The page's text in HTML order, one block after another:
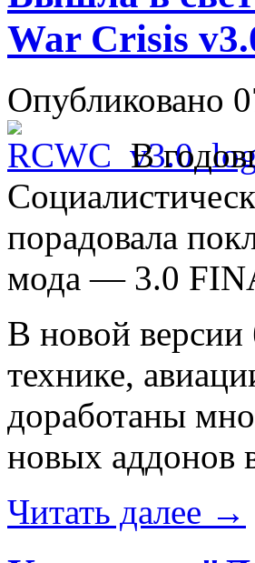
War Crisis
Опубликовано
В
порадовала
мода — 3.0
В новой
технике,
доработаны
новых аддонов
Читать далее →